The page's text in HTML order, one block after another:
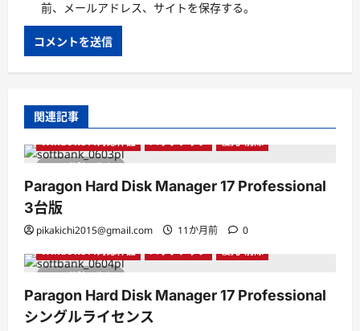
前、メールアドレス、サイトを保存する。
関連記事
1 分読み取り
Paragon Hard Disk Manager
Windows11対応作品
バックアップ 復元・削除
Paragon Hard Disk Manager 17 Professional
3台版
pikakichi2015@gmail.com 11か月前 0
1 分読み取り
Paragon Hard Disk Manager
Windows10対応作品
Windows11対応作品
バックアップ 復元・削除
Paragon Hard Disk Manager 17 Professional
シングルライセンス